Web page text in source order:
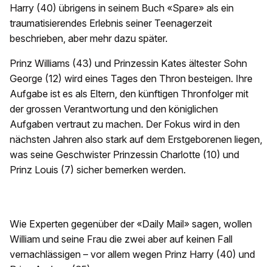
Harry (40) übrigens in seinem Buch «Spare» als ein
traumatisierendes Erlebnis seiner Teenagerzeit
beschrieben, aber mehr dazu später.
Prinz Williams (43) und Prinzessin Kates ältester Sohn
George (12) wird eines Tages den Thron besteigen. Ihre
Aufgabe ist es als Eltern, den künftigen Thronfolger mit
der grossen Verantwortung und den königlichen
Aufgaben vertraut zu machen. Der Fokus wird in den
nächsten Jahren also stark auf dem Erstgeborenen liegen,
was seine Geschwister Prinzessin Charlotte (10) und
Prinz Louis (7) sicher bemerken werden.
Wie Experten gegenüber der «Daily Mail» sagen, wollen
William und seine Frau die zwei aber auf keinen Fall
vernachlässigen – vor allem wegen Prinz Harry (40) und